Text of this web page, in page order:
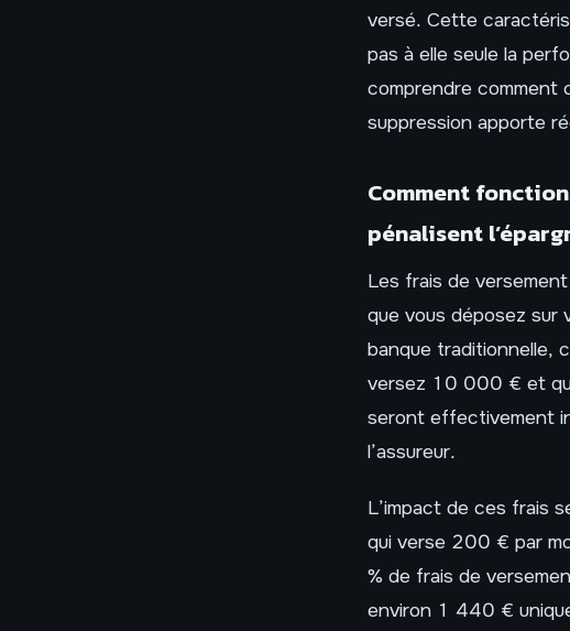
versé. Cette
pas à elle seule la
comprendre comment
suppression apporte
Comment
pénalisent
Les frais de
que vous déposez sur
banque traditionnelle,
versez 10 000 € et
seront effectivement
l’assureur.
L’impact de ces frais
qui verse 200 € par
% de frais de
environ 1 440 €